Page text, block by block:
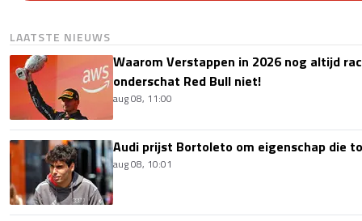
LAATSTE NIEUWS
Waarom Verstappen in 2026 nog altijd
onderschat Red Bull niet!
aug 08, 11:00
Audi prijst Bortoleto om eigenschap die
aug 08, 10:01